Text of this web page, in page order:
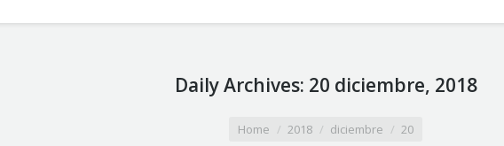
Daily Archives: 20 diciembre, 2018
Home 2018 diciembre 20